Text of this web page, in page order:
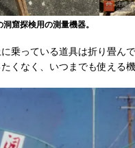
窟探検用の測量機器。
乗っている道具は折り畳ん
くなく、いつまでも使える